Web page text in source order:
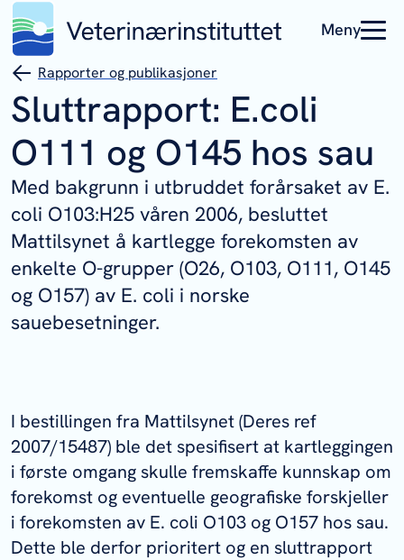
Meny
Rapporter og publikasjoner
Sluttrapport: E.coli
O111 og O145 hos sau
Med bakgrunn i utbruddet forårsaket av E.
coli O103:H25 våren 2006, besluttet
Mattilsynet å kartlegge forekomsten av
enkelte O-grupper (O26, O103, O111, O145
og O157) av E. coli i norske
sauebesetninger.
I bestillingen fra Mattilsynet (Deres ref
2007/15487) ble det spesifisert at kartleggingen
i første omgang skulle fremskaffe kunnskap om
forekomst og eventuelle geografiske forskjeller
i forekomsten av E. coli O103 og O157 hos sau.
Dette ble derfor prioritert og en sluttrapport